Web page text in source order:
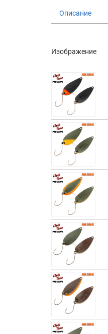
Описание
Изображение